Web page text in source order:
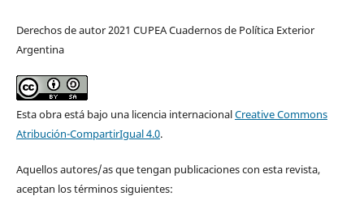
Derechos de autor 2021 CUPEA Cuadernos de Política Exterior
Argentina
Esta obra está bajo una licencia internacionalCreative Commons
Atribución-CompartirIgual 4.0.
Aquellos autores/as que tengan publicaciones con esta revista,
aceptan los términos siguientes: